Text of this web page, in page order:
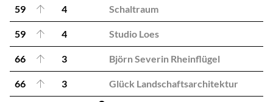
59 4 Schaltraum
59 4 Studio Loes
66 3 Björn Severin Rheinflügel
66 3 Glück Landschaftsarchitektur